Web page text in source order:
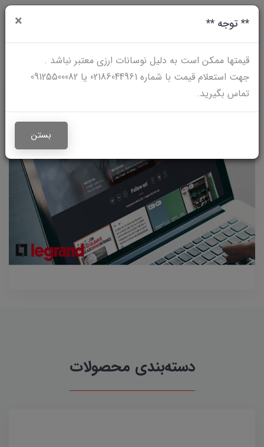
** توجه ** ×
قیمتها ممکن است به دلیل نوسانات ارزی معتبر نباشد .
جهت استعلام قیمت با شماره 02186044961 یا 09125500082
تماس بگیرید.
بستن
دسته‌بندی محصولات